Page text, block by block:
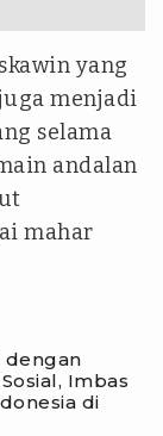
yang
menjadi
selama
andalan
mahar
Imbas
di